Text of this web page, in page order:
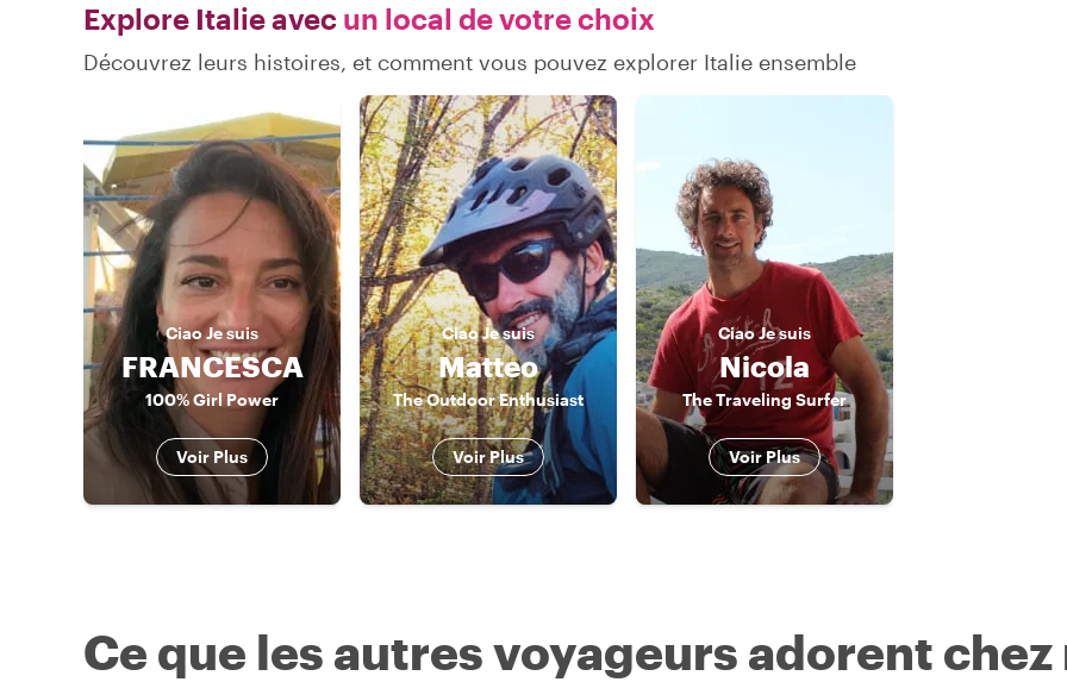
Explore Italie avec un local de votre choix
Découvrez leurs histoires, et comment vous pouvez explorer Italie ensemble
CiaoJe suis
FRANCESCA
100% Girl Power
Voir Plus
CiaoJe suis
Matteo
The Outdoor Enthusiast
Voir Plus
CiaoJe suis
Nicola
The Traveling Surfer
Voir Plus
Ce que les autres voyageurs adorent